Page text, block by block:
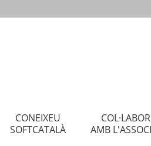
CONEIXEU
SOFTCATALÀ
AMB